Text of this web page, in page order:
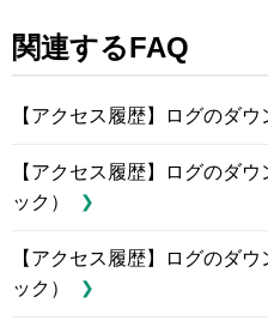
関連するFAQ
【アクセス履歴】ログのダ
【アクセス履歴】ログのダ
ック）
【アクセス履歴】ログのダ
ック）